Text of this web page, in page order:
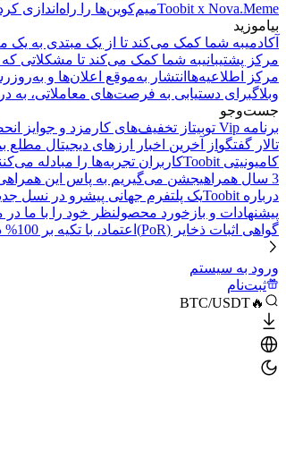
Toobit x Nova.Memeمیم‌کوین‌ها را راه‌اندازی
بیاموزید
آکادمیبه شما کمک می‌کند تا از یک مبتدی به یک
مرکز پشتیبانیبه شما کمک می‌کند تا مشکلاتی که
مرکز اطلاعیه‌ها انتشار به‌موقع اعلان‌ها و
وبلاگبرای دستیابی به فرصت‌های معاملاتی، به
جست‌وجو
برنامه Vip توبیت
از تخفیف‌های کارمزد و جوایز
تالار گفتگو از آخرین اخبار ارزهای دیجیتال مطلع
کامیونیتی Toobit
کاربران تجربه‌ها را مبادله
3 سال همراهی
جشن می‌گیریم به پاس این
درباره Toobit
یک پلتفرم جهانی پیشرو در نسل
پیشنهادات و بازخورد محصولنظر خود را با ما در
گواهی اثبات ذخایر (PoR)
اعتماد، با تکیه بر 100% ذخایر
ورود به سیستم
ثبت‌نام
🔥BTC/USDT